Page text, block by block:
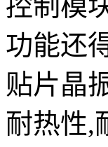
控制模
功能还
贴片晶
耐热性,